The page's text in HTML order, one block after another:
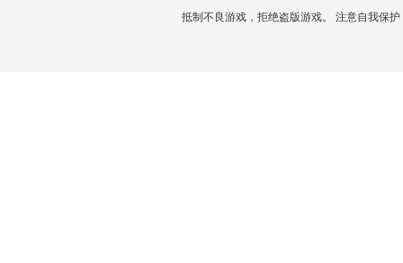
抵制不良游戏，拒绝盗版游戏。 注意自我保